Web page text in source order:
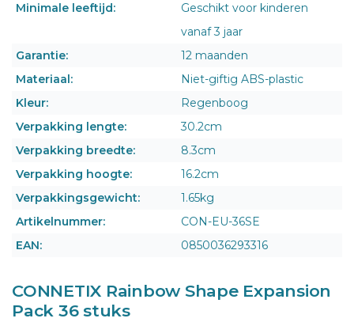
Minimale leeftijd:
Geschikt voor kinderen
vanaf 3 jaar
Garantie:
12 maanden
Materiaal:
Niet-giftig ABS-plastic
Kleur:
Regenboog
Verpakking lengte:
30.2cm
Verpakking breedte:
8.3cm
Verpakking hoogte:
16.2cm
Verpakkingsgewicht:
1.65kg
Artikelnummer:
CON-EU-36SE
EAN:
0850036293316
CONNETIX Rainbow Shape Expansion
Pack 36 stuks